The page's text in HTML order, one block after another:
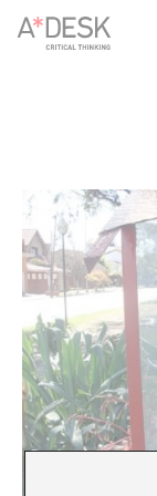
crees también en
seguir adelante.
apoyarlo.